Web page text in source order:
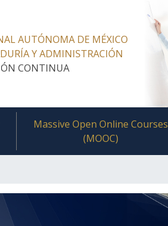
AUTÓNOMA DE MÉXICO
Y ADMINISTRACIÓN
CONTINUA
Massive Open Online Courses
(MOOC)